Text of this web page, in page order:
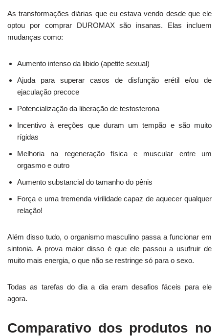
As transformações diárias que eu estava vendo desde que ele
optou por comprar DUROMAX são insanas. Elas incluem
mudanças como:
Aumento intenso da libido (apetite sexual)
Ajuda para superar casos de disfunção erétil e/ou de
ejaculação precoce
Potencialização da liberação de testosterona
Incentivo à ereções que duram um tempão e são muito
rígidas
Melhoria na regeneração física e muscular entre um
orgasmo e outro
Aumento substancial do tamanho do pênis
Força e uma tremenda virilidade capaz de aquecer qualquer
relação!
Além disso tudo, o organismo masculino passa a funcionar em
sintonia. A prova maior disso é que ele passou a usufruir de
muito mais energia, o que não se restringe só para o sexo.
Todas as tarefas do dia a dia eram desafios fáceis para ele
agora.
Comparativo dos produtos no